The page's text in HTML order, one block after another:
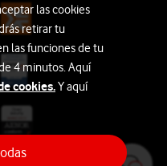
las cookies
retirar tu
las funciones de tu
4 minutos. Aquí
cookies.Y aquí